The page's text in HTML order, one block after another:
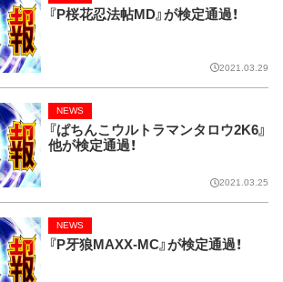
『P桜花忍法帖MD』が検定通過！
2021.03.29
『ぱちんこウルトラマンタロウ2K6』
他が検定通過！
NEWS
2021.03.25
『P牙狼MAXX-MC』が検定通過！
NEWS